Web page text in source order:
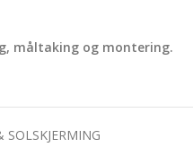
måltaking og montering.